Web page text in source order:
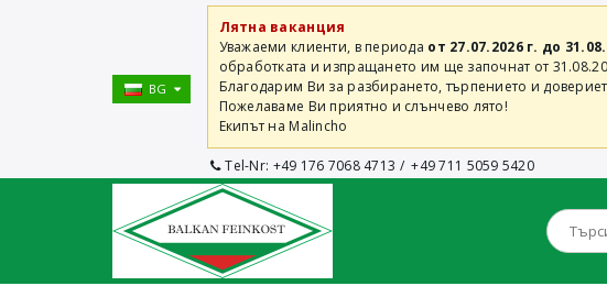
BG
Лятна ваканция
Уважаеми клиенти, в периода от 27.07.2026 г. до
обработката и изпращането им ще започнат от
Благодарим Ви за разбирането, търпението и
Пожелаваме Ви приятно и слънчево лято!
Екипът на Malincho
Tel-Nr: +49 176 7068 4713 /+49 711 5059 5420